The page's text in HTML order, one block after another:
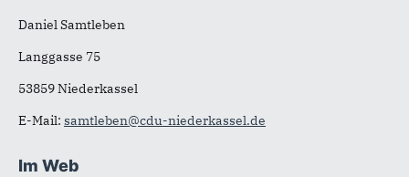
Daniel Samtleben
Langgasse 75
53859 Niederkassel
E-Mail: samtleben@cdu-niederkassel.de
Im Web